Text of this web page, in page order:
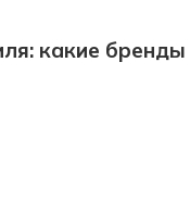
какие